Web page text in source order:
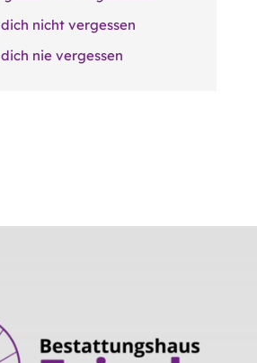
nicht vergessen
nie vergessen